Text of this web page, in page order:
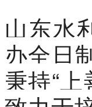
山东水
办全日
秉持“